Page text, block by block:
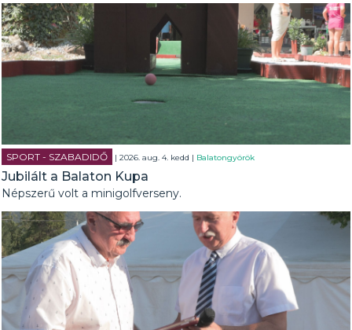
SPORT - SZABADIDŐ | 2026. aug. 4. kedd | Balatongyörök
Jubilált a Balaton Kupa
Népszerű volt a minigolfverseny.